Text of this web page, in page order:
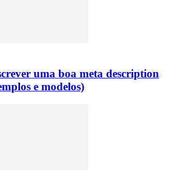
uma boa meta description
e modelos)